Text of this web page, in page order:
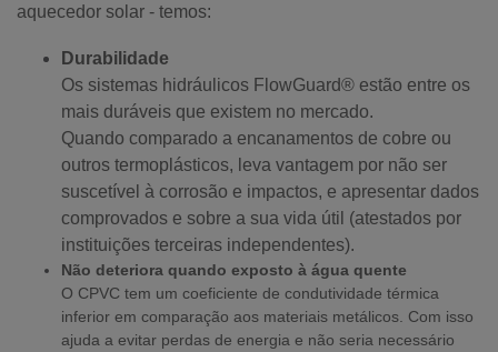
aquecedor solar - temos:
Durabilidade
Os sistemas hidráulicos FlowGuard® estão entre os
mais duráveis ​​que existem no mercado.
Quando comparado a encanamentos de cobre ou
outros termoplásticos, leva vantagem por não ser
suscetível à corrosão e impactos, e apresentar dados
comprovados e ​​sobre a sua vida útil (atestados por
instituições terceiras independentes).
Não deteriora quando exposto à água quente
O CPVC tem um coeficiente de condutividade térmica
inferior em comparação aos materiais metálicos. Com isso
ajuda a evitar perdas de energia e não seria necessário